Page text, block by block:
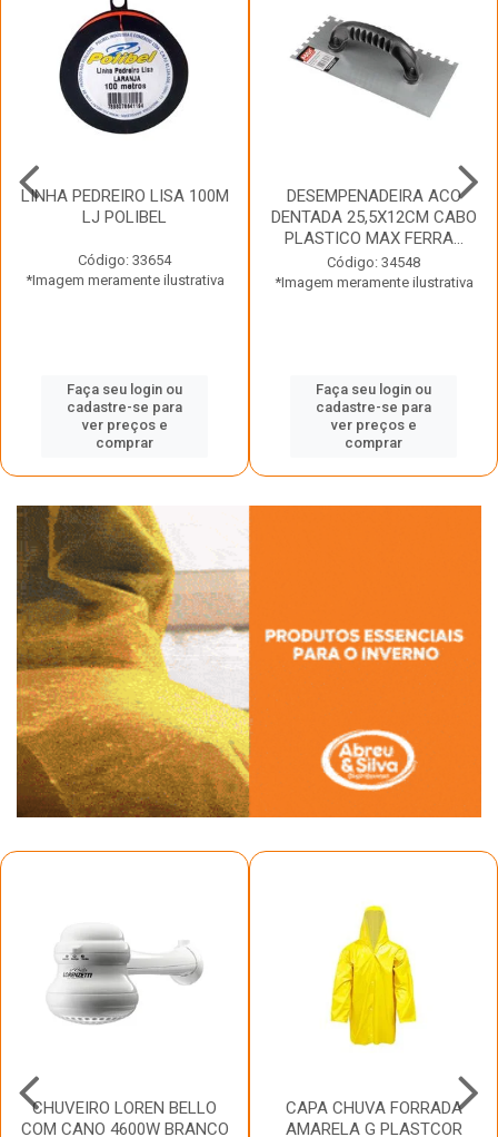
LINHA PEDREIRO LISA 100M
LJ POLIBEL
Código: 33654
*Imagem meramente ilustrativa
Faça seu login ou
cadastre-se para
ver preços e
comprar
DESEMPENADEIRA ACO
DENTADA 25,5X12CM CABO
PLASTICO MAX FERRA...
Código: 34548
*Imagem meramente ilustrativa
Faça seu login ou
cadastre-se para
ver preços e
comprar
CHUVEIRO LOREN BELLO
COM CANO 4600W BRANCO
CAPA CHUVA FORRADA
AMARELA G PLASTCOR